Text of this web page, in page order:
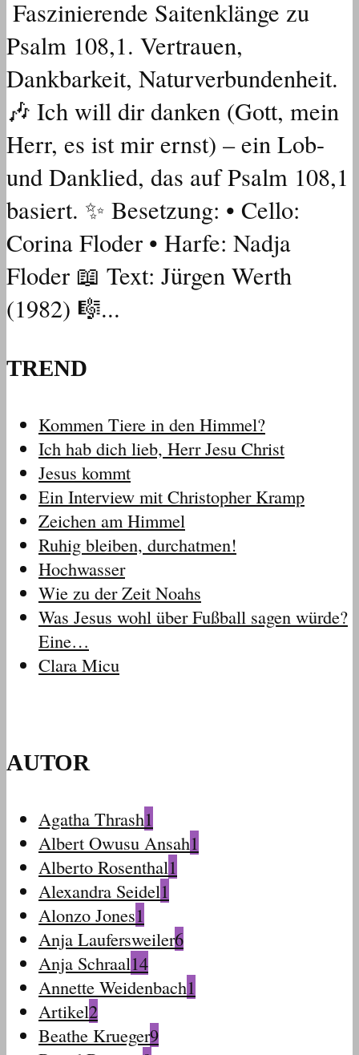
Faszinierende Saitenklänge zu
Psalm 108,1. Vertrauen,
Dankbarkeit, Naturverbundenheit.
🎶 Ich will dir danken (Gott, mein
Herr, es ist mir ernst) – ein Lob-
und Danklied, das auf Psalm 108,1
basiert. ✨ Besetzung: • Cello:
Corina Floder • Harfe: Nadja
Floder 📖 Text: Jürgen Werth
(1982) 🎼...
TREND
Kommen Tiere in den Himmel?
Ich hab dich lieb, Herr Jesu Christ
Jesus kommt
Ein Interview mit Christopher Kramp
Zeichen am Himmel
Ruhig bleiben, durchatmen!
Hochwasser
Wie zu der Zeit Noahs
Was Jesus wohl über Fußball sagen würde?
Eine…
Clara Micu
AUTOR
Agatha Thrash1
Albert Owusu Ansah1
Alberto Rosenthal1
Alexandra Seidel1
Alonzo Jones1
Anja Laufersweiler6
Anja Schraal14
Annette Weidenbach1
Artikel2
Beathe Krueger9